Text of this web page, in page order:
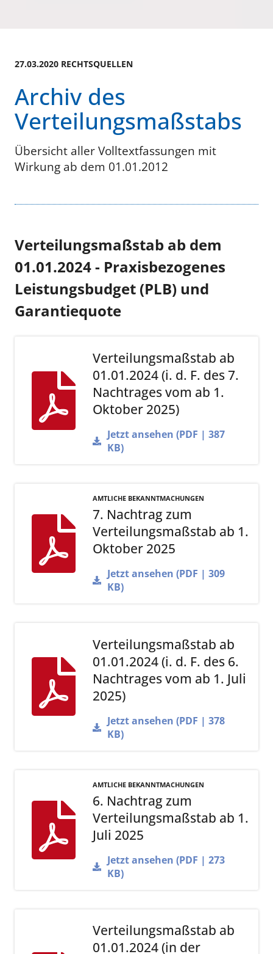
27.03.2020 RECHTSQUELLEN
Archiv des
Verteilungsmaßstabs
Übersicht aller Volltextfassungen mit
Wirkung ab dem 01.01.2012
Verteilungsmaßstab ab dem
01.01.2024 - Praxisbezogenes
Leistungsbudget (PLB) und
Garantiequote
Verteilungsmaßstab ab
01.01.2024 (i. d. F. des 7.
Nachtrages vom ab 1.
Oktober 2025)
Jetzt ansehen (PDF | 387
KB)
AMTLICHE BEKANNTMACHUNGEN
7. Nachtrag zum
Verteilungsmaßstab ab 1.
Oktober 2025
Jetzt ansehen (PDF | 309
KB)
Verteilungsmaßstab ab
01.01.2024 (i. d. F. des 6.
Nachtrages vom ab 1. Juli
2025)
Jetzt ansehen (PDF | 378
KB)
AMTLICHE BEKANNTMACHUNGEN
6. Nachtrag zum
Verteilungsmaßstab ab 1.
Juli 2025
Jetzt ansehen (PDF | 273
KB)
Verteilungsmaßstab ab
01.01.2024 (in der